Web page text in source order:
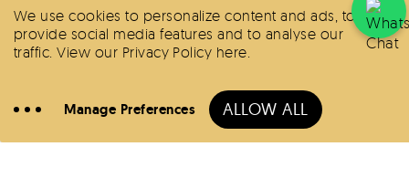
We use cookies to personalize content and ads, to
provide social media features and to analyse our
traffic.View our Privacy Policy here.
Manage Preferences ALLOW ALL
Appeler Hôtels Offres
Réserver
Réserver